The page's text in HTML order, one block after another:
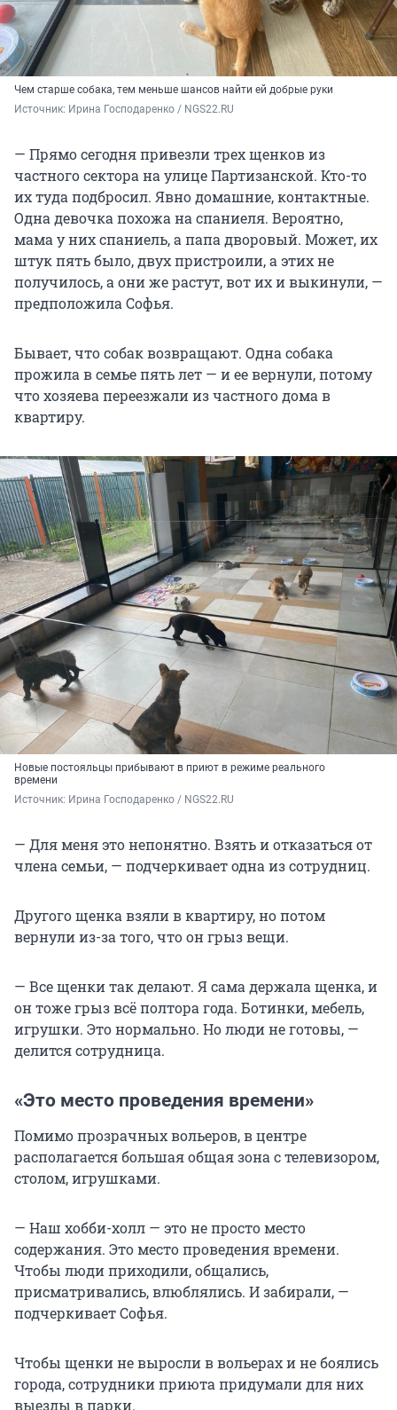
Чем старше собака, тем меньше шансов найти ей добрые руки
Источник: Ирина Господаренко / NGS22.RU
— Прямо сегодня привезли трех щенков из
частного сектора на улице Партизанской. Кто-то
их туда подбросил. Явно домашние, контактные.
Одна девочка похожа на спаниеля. Вероятно,
мама у них спаниель, а папа дворовый. Может, их
штук пять было, двух пристроили, а этих не
получилось, а они же растут, вот их и выкинули, —
предположила Софья.
Бывает, что собак возвращают. Одна собака
прожила в семье пять лет — и ее вернули, потому
что хозяева переезжали из частного дома в
квартиру.
Новые постояльцы прибывают в приют в режиме реального
времени
Источник: Ирина Господаренко / NGS22.RU
— Для меня это непонятно. Взять и отказаться от
члена семьи, — подчеркивает одна из сотрудниц.
Другого щенка взяли в квартиру, но потом
вернули из-за того, что он грыз вещи.
— Все щенки так делают. Я сама держала щенка, и
он тоже грыз всё полтора года. Ботинки, мебель,
игрушки. Это нормально. Но люди не готовы, —
делится сотрудница.
«Это место проведения времени»
Помимо прозрачных вольеров, в центре
располагается большая общая зона с телевизором,
столом, игрушками.
— Наш хобби-холл — это не просто место
содержания. Это место проведения времени.
Чтобы люди приходили, общались,
присматривались, влюблялись. И забирали, —
подчеркивает Софья.
Чтобы щенки не выросли в вольерах и не боялись
города, сотрудники приюта придумали для них
выезды в парки.